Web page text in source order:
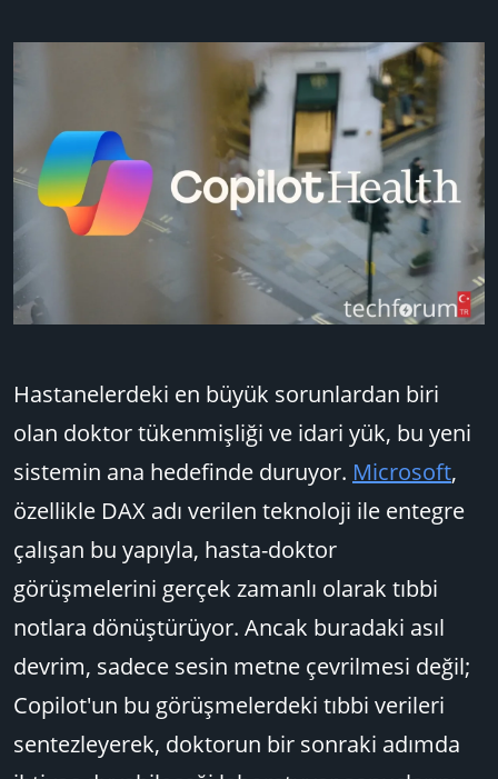
Hastanelerdeki en büyük sorunlardan biri
olan doktor tükenmişliği ve idari yük, bu yeni
sistemin ana hedefinde duruyor. Microsoft,
özellikle DAX adı verilen teknoloji ile entegre
çalışan bu yapıyla, hasta-doktor
görüşmelerini gerçek zamanlı olarak tıbbi
notlara dönüştürüyor. Ancak buradaki asıl
devrim, sadece sesin metne çevrilmesi değil;
Copilot'un bu görüşmelerdeki tıbbi verileri
sentezleyerek, doktorun bir sonraki adımda